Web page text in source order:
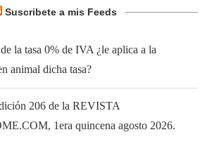
Suscribete a mis Feeds
la tasa 0% de IVA ¿le aplica a la
animal dicha tasa?
206 de la REVISTA
1era quincena agosto 2026.